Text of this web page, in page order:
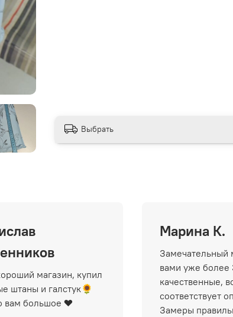
Выбрать
магазин, купил
штаны и галстук🌻
вам большое ❤️
Марина К.
Замечательный
вами уже более
качественные,
соответствует
Замеры